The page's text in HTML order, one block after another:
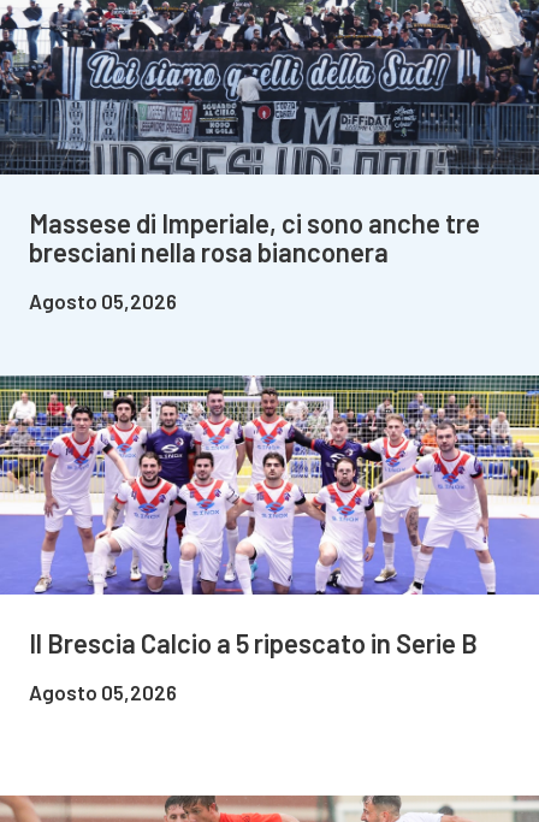
Massese di Imperiale, ci sono anche tre
bresciani nella rosa bianconera
Agosto 05,2026
Il Brescia Calcio a 5 ripescato in Serie B
Agosto 05,2026